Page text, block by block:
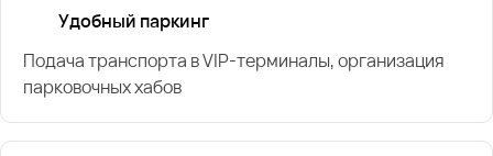
Удобный паркинг
Подача транспорта в VIP-терминалы, организация
парковочных хабов